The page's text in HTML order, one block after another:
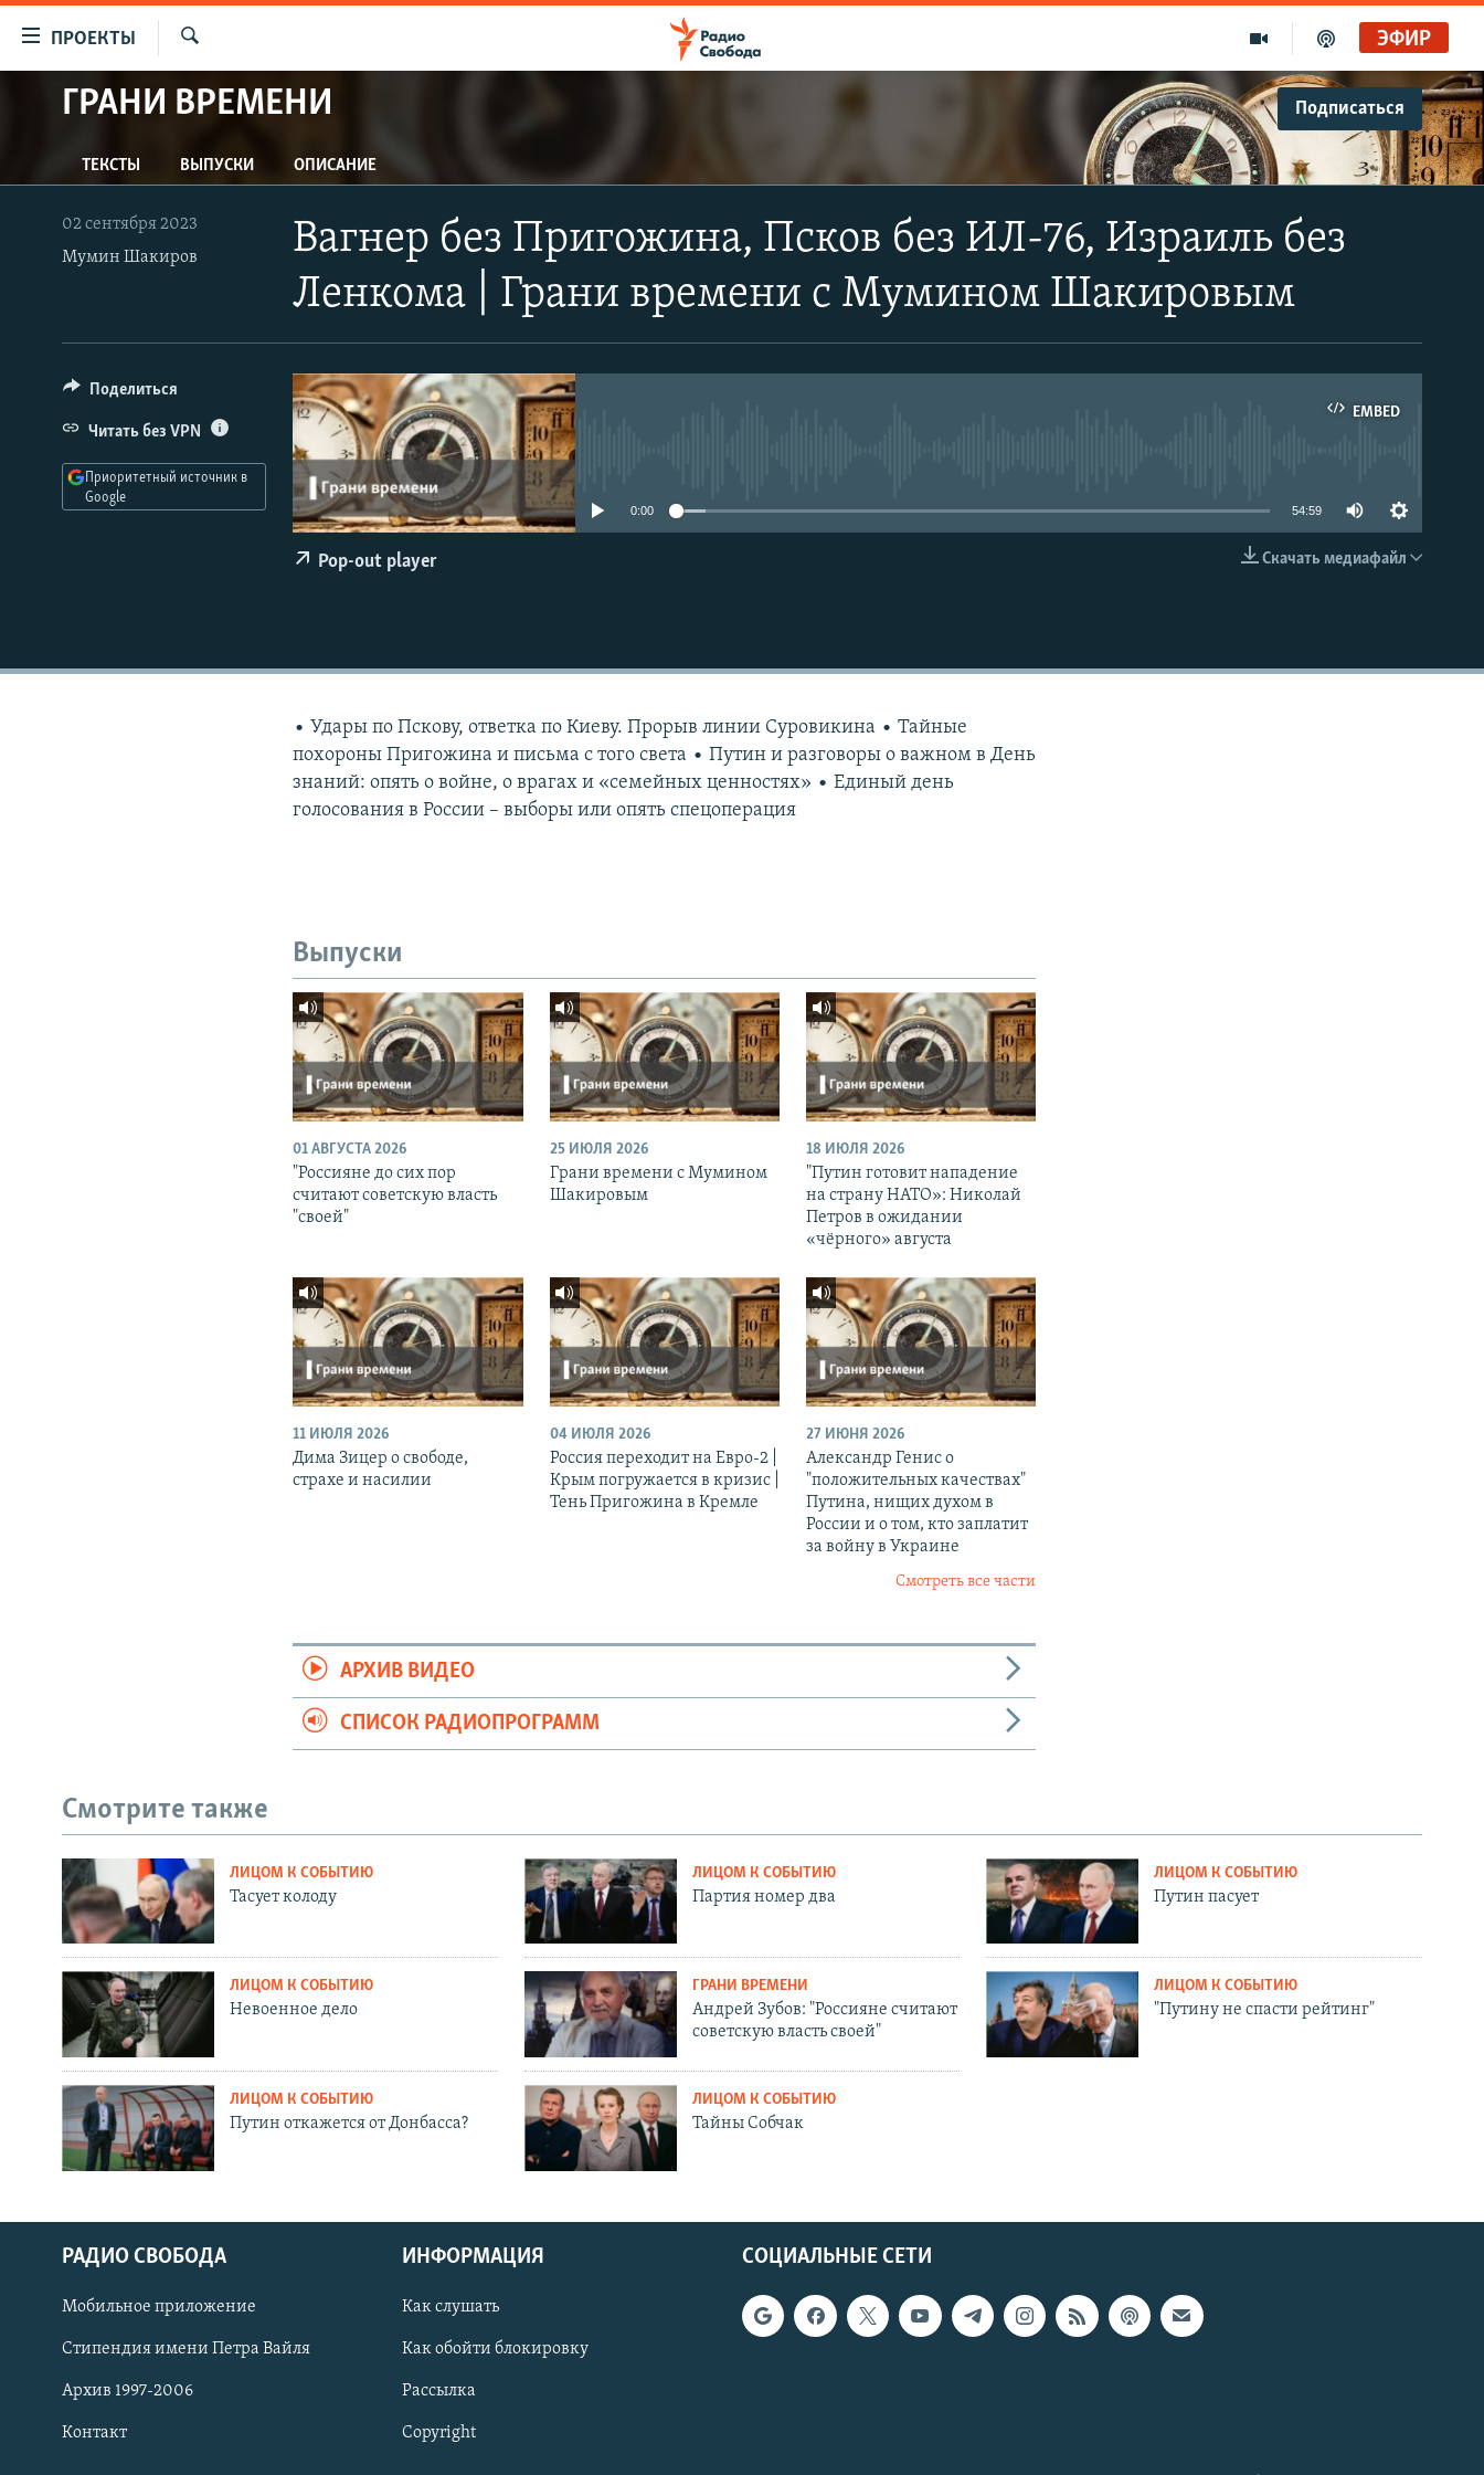
упрощенного
Вернуться
к
основному
содержанию
Вернутся
Вернутся
ПРОЕКТЫ
ПРОГРАММЫ
АВТОРСКИЕ ПРОЕКТЫ
ЦИТАТЫ СВОБОДЫ
МНЕНИЯ
IDEL.РЕАЛИИ
КАВКАЗ.РЕАЛИИ
СЕВЕР.РЕАЛИИ
СИБИРЬ.РЕАЛИИ
РАСПИСАНИЕ ВЕЩАНИЯ
СОЦИАЛЬНЫЕ СЕТИ
ЭФИР
ГРАНИ ВРЕМЕНИ Подписаться
ТЕКСТЫ ВЫПУСКИ ОПИСАНИЕ
Вагнер без Пригожина, Псков без ИЛ-76, Израиль без
Ленкома | Грани времени с Мумином Шакировым
02 сентября 2023
Мумин Шакиров
EMBED
EMBED
0:00 54:59
Скачать медиафайл
Pop-out player
Поделиться
Читать без VPN
Приоритетный источник в
Google
• Удары по Пскову, ответка по Киеву. Прорыв линии Суровикина • Тайные
похороны Пригожина и письма с того света • Путин и разговоры о важном в День
знаний: опять о войне, о врагах и «семейных ценностях» • Единый день
голосования в России – выборы или опять спецоперация
Выпуски
01 АВГУСТА 2026
"Россияне до сих пор
считают советскую власть
"своей"
25 ИЮЛЯ 2026
Грани времени с Мумином
Шакировым
18 ИЮЛЯ 2026
"Путин готовит нападение
на страну НАТО»: Николай
Петров в ожидании
«чёрного» августа
11 ИЮЛЯ 2026
Дима Зицер о свободе,
страхе и насилии
04 ИЮЛЯ 2026
Россия переходит на Евро-2 |
Крым погружается в кризис |
Тень Пригожина в Кремле
27 ИЮНЯ 2026
Александр Генис о
"положительных качествах"
Путина, нищих духом в
России и о том, кто заплатит
за войну в Украине
Смотреть все части
АРХИВ ВИДЕО
СПИСОК РАДИОПРОГРАММ
Смотрите также
ЛИЦОМ К СОБЫТИЮ
Тасует колоду
ЛИЦОМ К СОБЫТИЮ
Партия номер два
ЛИЦОМ К СОБЫТИЮ
Путин пасует
ЛИЦОМ К СОБЫТИЮ
Невоенное дело
ГРАНИ ВРЕМЕНИ
Андрей Зубов: "Россияне считают
советскую власть своей"
ЛИЦОМ К СОБЫТИЮ
"Путину не спасти рейтинг"
ЛИЦОМ К СОБЫТИЮ
Путин откажется от Донбасса?
ЛИЦОМ К СОБЫТИЮ
Тайны Собчак
СОЦИАЛЬНЫЕ СЕТИ
РАДИО СВОБОДА
Мобильное приложение
Стипендия имени Петра Вайля
Архив 1997-2006
Контакт
ИНФОРМАЦИЯ
Как слушать
Как обойти блокировку
Рассылка
Copyright